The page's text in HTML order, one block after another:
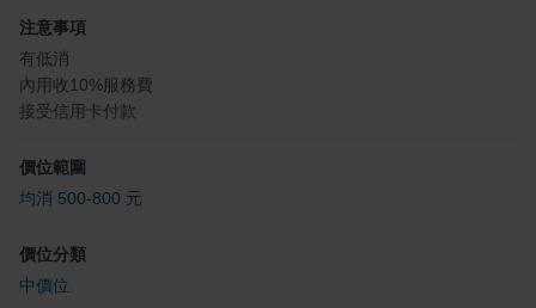
注意事項
有低消
內用收10%服務費
接受信用卡付款
價位範圍
均消 500-800 元
價位分類
中價位